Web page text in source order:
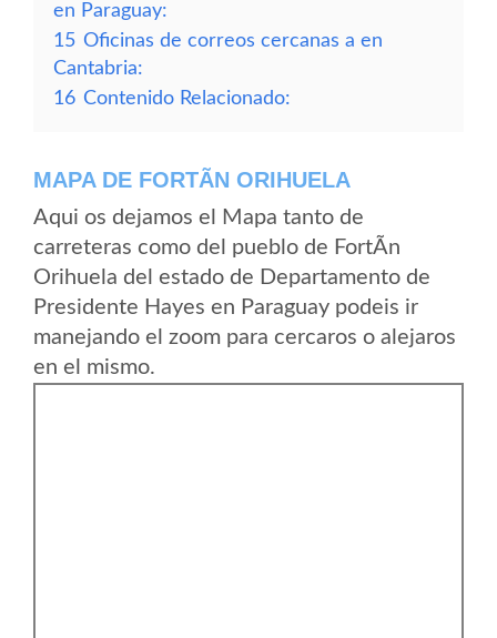
en Paraguay:
15 Oficinas de correos cercanas a en
Cantabria:
16 Contenido Relacionado:
MAPA DE FORTÃ­N ORIHUELA
Aqui os dejamos el Mapa tanto de
carreteras como del pueblo de FortÃ­n
Orihuela del estado de Departamento de
Presidente Hayes en Paraguay podeis ir
manejando el zoom para cercaros o alejaros
en el mismo.